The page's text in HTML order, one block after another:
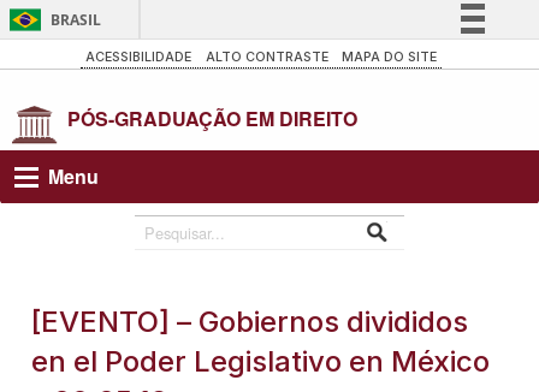
BRASIL
Simplifique!
Participe
Legislação
Canais
ACESSIBILIDADE ALTO CONTRASTE MAPA DO SITE
Menu
[EVENTO] – Gobiernos divididos
en el Poder Legislativo en México